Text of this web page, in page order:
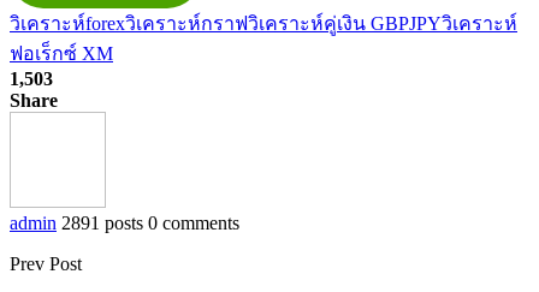
วิเคราะห์forexวิเคราะห์กราฟวิเคราะห์คู่เงิน GBPJPYวิเคราะห์
ฟอเร็กซ์ XM
1,503
Share
admin 2891 posts 0 comments
Prev Post